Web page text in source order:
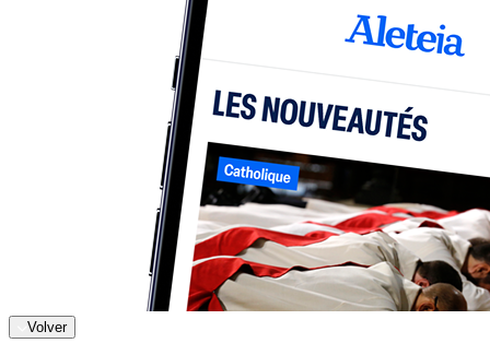
Volver